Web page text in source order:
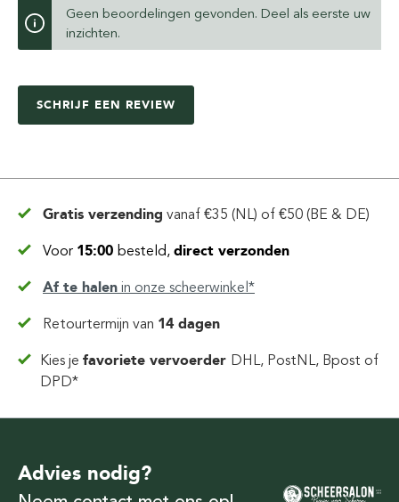
Geen beoordelingen gevonden. Deel als eerste uw
inzichten.
SCHRIJF EEN REVIEW
Gratis verzending vanaf €35 (NL) of €50 (BE & DE)
Voor 15:00 besteld, direct verzonden
Af te halen in onze scheerwinkel*
Retourtermijn van 14 dagen
Kies jefavoriete vervoerder DHL, PostNL, Bpost of
DPD*
Advies nodig?